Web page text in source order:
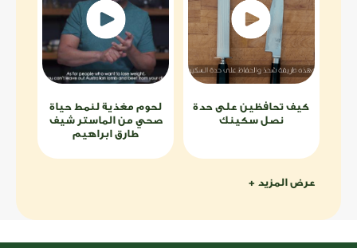
كيف تحافظين على حدة
نصل سكينك
لحوم مغذية لنمط حياة
صحي من الماستر شيف
طارق ابراهيم
عرض المزيد +